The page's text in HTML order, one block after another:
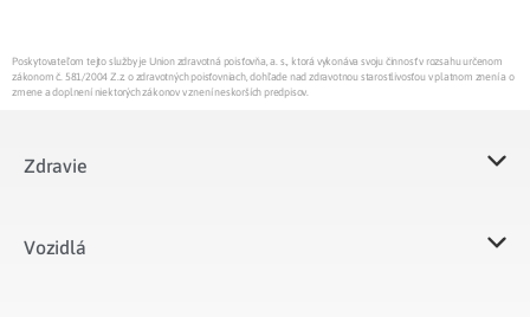
Poskytovateľom tejto služby je Union zdravotná poisťovňa, a. s., ktorá vykonáva svoju činnosť v rozsahu určenom
zákonom č. 581/2004 Z.z. o zdravotných poisťovniach, dohľade nad zdravotnou starostlivosťou v platnom znení a o
zmene a doplnení niektorých zákonov v znení neskorších predpisov.
Zdravie
Vozidlá​